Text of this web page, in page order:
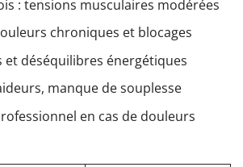
: tensions musculaires modérées
chroniques et blocages
et déséquilibres énergétiques
manque de souplesse
en cas de douleurs